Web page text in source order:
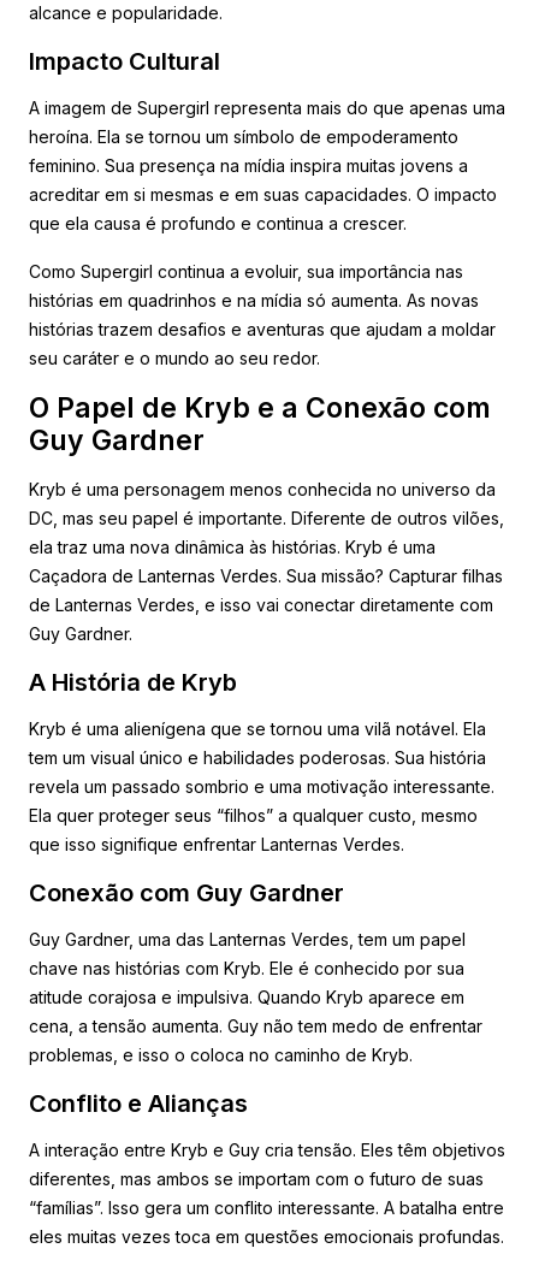
alcance e popularidade.
Impacto Cultural
A imagem de Supergirl representa mais do que apenas uma
heroína. Ela se tornou um símbolo de empoderamento
feminino. Sua presença na mídia inspira muitas jovens a
acreditar em si mesmas e em suas capacidades. O impacto
que ela causa é profundo e continua a crescer.
Como Supergirl continua a evoluir, sua importância nas
histórias em quadrinhos e na mídia só aumenta. As novas
histórias trazem desafios e aventuras que ajudam a moldar
seu caráter e o mundo ao seu redor.
O Papel de Kryb e a Conexão com
Guy Gardner
Kryb é uma personagem menos conhecida no universo da
DC, mas seu papel é importante. Diferente de outros vilões,
ela traz uma nova dinâmica às histórias. Kryb é uma
Caçadora de Lanternas Verdes. Sua missão? Capturar filhas
de Lanternas Verdes, e isso vai conectar diretamente com
Guy Gardner.
A História de Kryb
Kryb é uma alienígena que se tornou uma vilã notável. Ela
tem um visual único e habilidades poderosas. Sua história
revela um passado sombrio e uma motivação interessante.
Ela quer proteger seus “filhos” a qualquer custo, mesmo
que isso signifique enfrentar Lanternas Verdes.
Conexão com Guy Gardner
Guy Gardner, uma das Lanternas Verdes, tem um papel
chave nas histórias com Kryb. Ele é conhecido por sua
atitude corajosa e impulsiva. Quando Kryb aparece em
cena, a tensão aumenta. Guy não tem medo de enfrentar
problemas, e isso o coloca no caminho de Kryb.
Conflito e Alianças
A interação entre Kryb e Guy cria tensão. Eles têm objetivos
diferentes, mas ambos se importam com o futuro de suas
“famílias”. Isso gera um conflito interessante. A batalha entre
eles muitas vezes toca em questões emocionais profundas.